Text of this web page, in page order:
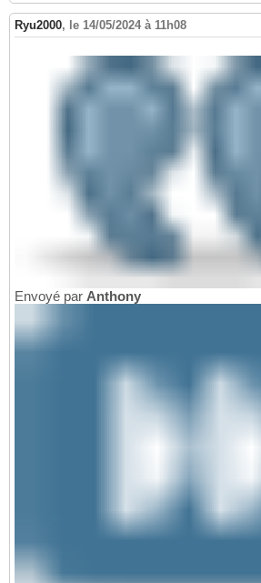
Ryu2000, le 14/05/2024 à 11h08
Envoyé par Anthony